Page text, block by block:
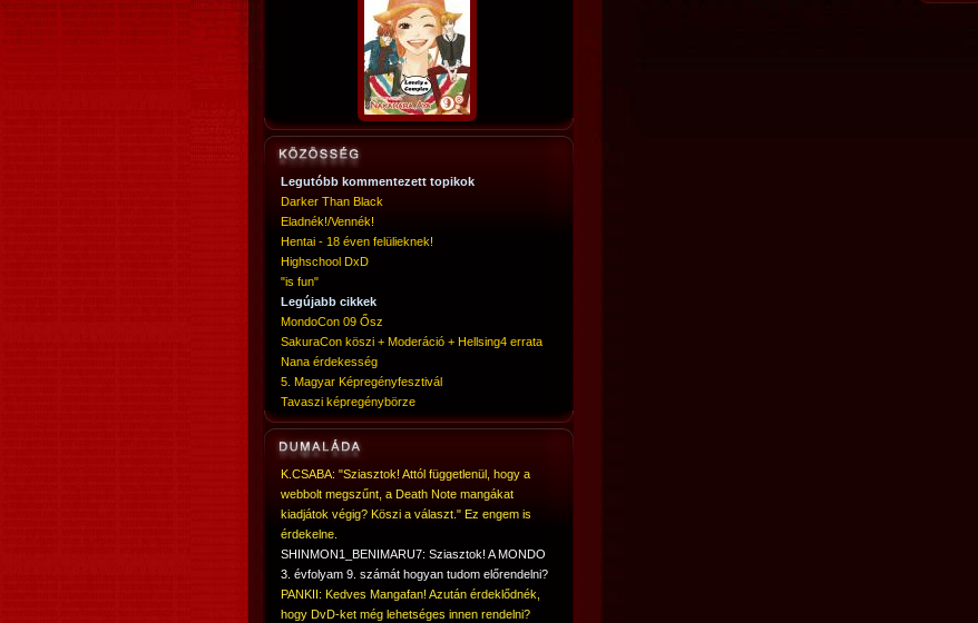
Legutóbb kommentezett topikok
Darker Than Black
Eladnék!/Vennék!
Hentai - 18 éven felülieknek!
Highschool DxD
"is fun"
Legújabb cikkek
MondoCon 09 Ősz
SakuraCon köszi + Moderáció + Hellsing4 errata
Nana érdekesség
5. Magyar Képregényfesztivál
Tavaszi képregénybörze
K.CSABA: "Sziasztok! Attól függetlenül, hogy a
webbolt megszűnt, a Death Note mangákat
kiadjátok végig? Köszi a választ." Ez engem is
érdekelne.
SHINMON1_BENIMARU7: Sziasztok! A MONDO
3. évfolyam 9. számát hogyan tudom előrendelni?
PANKII: Kedves Mangafan! Azután érdeklődnék,
hogy DvD-ket még lehetséges innen rendelni?